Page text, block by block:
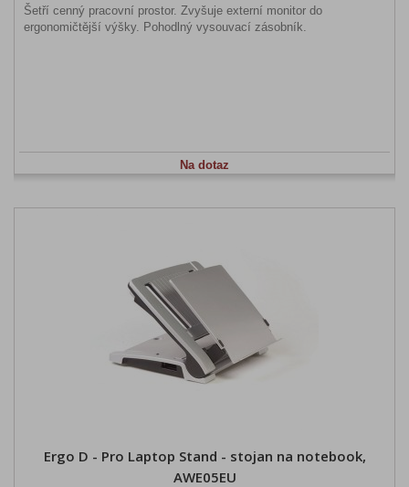
Šetří cenný pracovní prostor. Zvyšuje externí monitor do
ergonomičtější výšky. Pohodlný vysouvací zásobník.
Na dotaz
Ergo D - Pro Laptop Stand - stojan na notebook,
AWE05EU